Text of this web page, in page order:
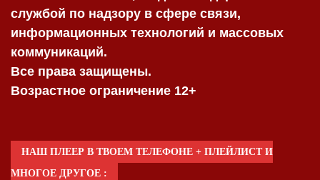
службой по надзору в сфере связи,
информационных технологий и массовых
коммуникаций.
Все права защищены.
Возрастное ограничение 12+
НАШ ПЛЕЕР В ТВОЕМ ТЕЛЕФОНЕ + ПЛЕЙЛИСТ И
МНОГОЕ ДРУГОЕ :